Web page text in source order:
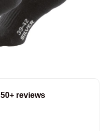
50+ reviews